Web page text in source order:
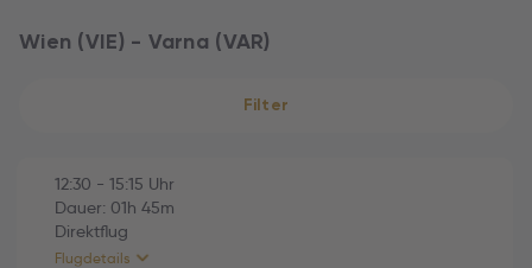
Wien (VIE) - Varna (VAR)
Filter
12:30 - 15:15 Uhr
Dauer: 01h 45m
Direktflug
Flugdetails